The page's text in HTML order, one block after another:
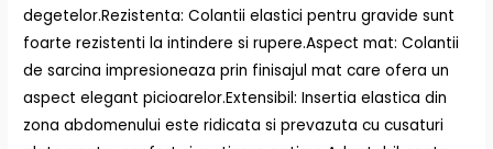
degetelor.Rezistenta: Colantii elastici pentru gravide sunt
foarte rezistenti la intindere si rupere.Aspect mat: Colantii
de sarcina impresioneaza prin finisajul mat care ofera un
aspect elegant picioarelor.Extensibil: Insertia elastica din
zona abdomenului este ridicata si prevazuta cu cusaturi